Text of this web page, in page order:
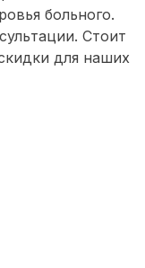
больного.
Стоит
для наших